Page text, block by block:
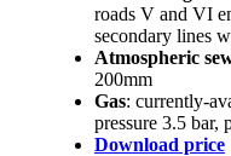
roads V and VI
secondary lines
Atmospheric
200mm
Gas: currently-
pressure 3.5 bar,
Download price